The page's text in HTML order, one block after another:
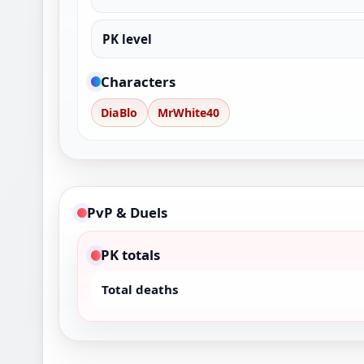
PK level
Characters
DiaBlo MrWhite40
PvP & Duels
PK totals
Total deaths